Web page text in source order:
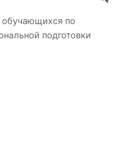
обучающихся по
подготовки